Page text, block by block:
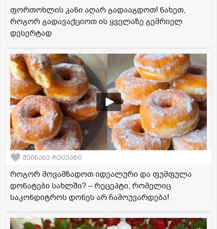
ფორთოხლის კანი აღარ გადააგდოთ! ნახეთ,
როგორ გადავაქციოთ ის ყველაზე გემრიელ
დესერტად
შეინახე რეცეპტი
როგორ მოვამზადოთ იდეალური და ფუმფულა
დონატები სახლში? – რეცეპტი, რომელიც
საკონდიტროს დონეს არ ჩამოუვარდება!